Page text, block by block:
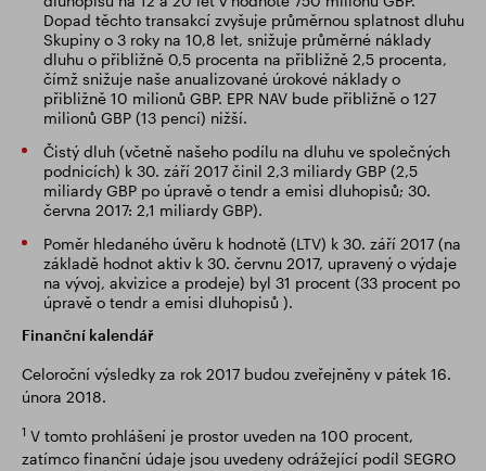
Dopad těchto transakcí zvyšuje průměrnou splatnost dluhu
Skupiny o 3 roky na 10,8 let, snižuje průměrné náklady
dluhu o přibližně 0,5 procenta na přibližně 2,5 procenta,
čímž snižuje naše anualizované úrokové náklady o
přibližně 10 milionů GBP. EPR NAV bude přibližně o 127
milionů GBP (13 pencí) nižší.
Čistý dluh (včetně našeho podílu na dluhu ve společných
podnicích) k 30. září 2017 činil 2,3 miliardy GBP (2,5
miliardy GBP po úpravě o tendr a emisi dluhopisů; 30.
června 2017: 2,1 miliardy GBP).
Poměr hledaného úvěru k hodnotě (LTV) k 30. září 2017 (na
základě hodnot aktiv k 30. červnu 2017, upravený o výdaje
na vývoj, akvizice a prodeje) byl 31 procent (33 procent po
úpravě o tendr a emisi dluhopisů ).
Finanční kalendář
Celoroční výsledky za rok 2017 budou zveřejněny v pátek 16.
února 2018.
1 V tomto prohlášení je prostor uveden na 100 procent,
zatímco finanční údaje jsou uvedeny odrážející podíl SEGRO